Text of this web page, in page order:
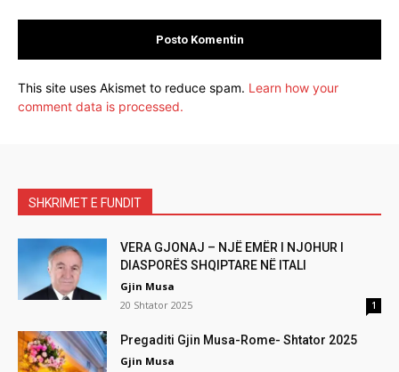
This site uses Akismet to reduce spam. Learn how your
comment data is processed.
SHKRIMET E FUNDIT
VERA GJONAJ – NJË EMËR I NJOHUR I
DIASPORËS SHQIPTARE NË ITALI
Gjin Musa
20 Shtator 2025
1
Pregaditi Gjin Musa-Rome- Shtator 2025
Gjin Musa